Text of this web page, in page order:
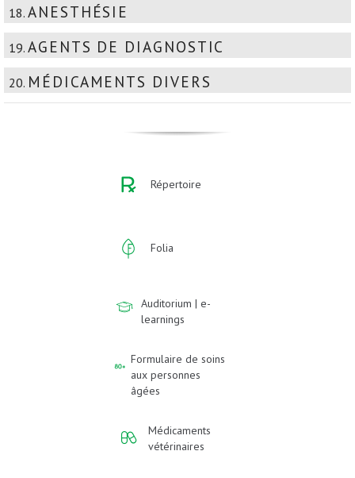
18. ANESTHÉSIE
19. AGENTS DE DIAGNOSTIC
20. MÉDICAMENTS DIVERS
Répertoire
Folia
Auditorium | e-
learnings
Formulaire de soins
aux personnes
âgées
Médicaments
vétérinaires